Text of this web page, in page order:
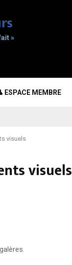
»
ESPACE MEMBRE
visuels
visuels